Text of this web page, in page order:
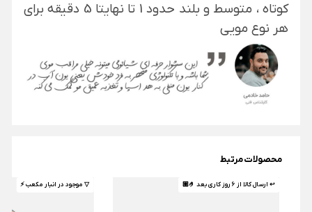
کوتاه ، متوسط و بلند حدود 1 تا نهایتا 5 دقیقه برای
هر نوع مویی
محصولات مرتبط
↩ ارسال کالا از 6 روز کاری بعد 🤌🏼 ▽ موجود در انبار مکعب ⚡️